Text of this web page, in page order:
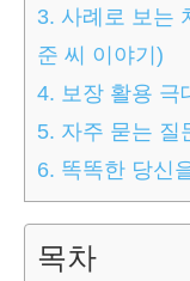
3. 사례로 보는
준 씨 이야기)
4. 보장 활용 극
5. 자주 묻는 질
6. 똑똑한 당신
목차